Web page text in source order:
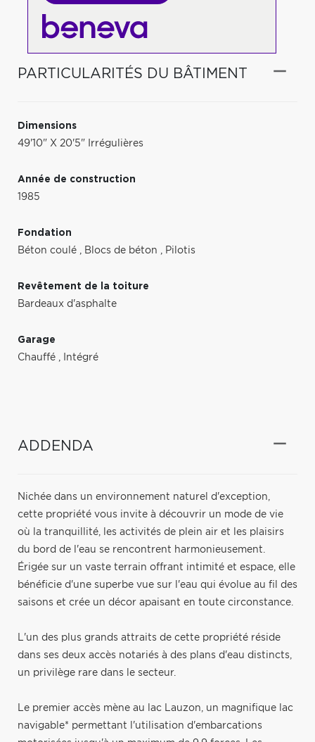
PARTICULARITÉS DU BÂTIMENT
Dimensions
49'10" X 20'5" Irrégulières
Année de construction
1985
Fondation
Béton coulé , Blocs de béton , Pilotis
Revêtement de la toiture
Bardeaux d'asphalte
Garage
Chauffé , Intégré
ADDENDA
Nichée dans un environnement naturel d'exception,
cette propriété vous invite à découvrir un mode de vie
où la tranquillité, les activités de plein air et les plaisirs
du bord de l'eau se rencontrent harmonieusement.
Érigée sur un vaste terrain offrant intimité et espace, elle
bénéficie d'une superbe vue sur l'eau qui évolue au fil des
saisons et crée un décor apaisant en toute circonstance.
L'un des plus grands attraits de cette propriété réside
dans ses deux accès notariés à des plans d'eau distincts,
un privilège rare dans le secteur.
Le premier accès mène au lac Lauzon, un magnifique lac
navigable* permettant l'utilisation d'embarcations